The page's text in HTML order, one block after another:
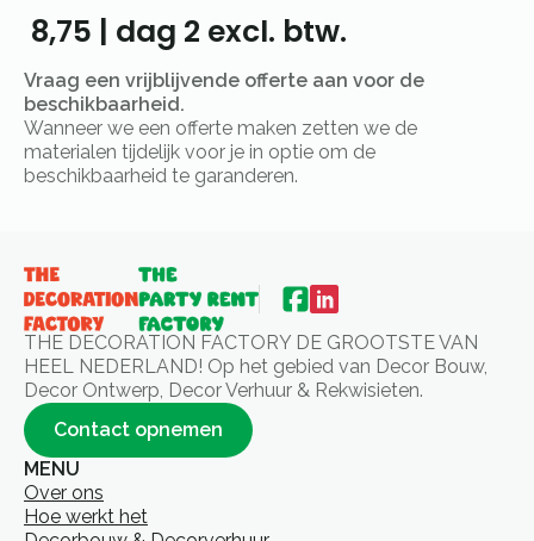
8,75 | dag 2 excl. btw.
Vraag een vrijblijvende offerte aan voor de
beschikbaarheid.
Wanneer we een offerte maken zetten we de
materialen tijdelijk voor je in optie om de
beschikbaarheid te garanderen.
THE DECORATION FACTORY DE GROOTSTE VAN
HEEL NEDERLAND! Op het gebied van Decor Bouw,
Decor Ontwerp, Decor Verhuur & Rekwisieten.
Contact opnemen
MENU
Over ons
Hoe werkt het